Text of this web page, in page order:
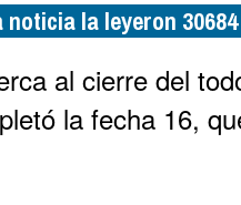
noticia la leyeron
al cierre del
la fecha 16,